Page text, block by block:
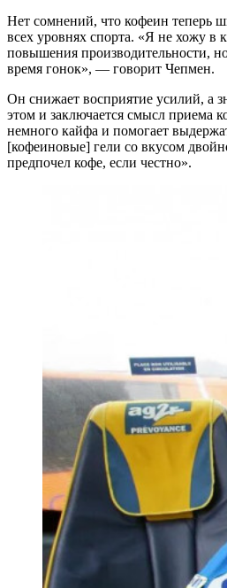
Нет сомнений, что кофеин теперь
всех уровнях спорта. «Я не хожу в
повышения производительности,
время гонок», — говорит Чепмен.
Он снижает восприятие усилий, а
этом и заключается смысл приема
немного кайфа и помогает
[кофеиновые] гели со вкусом
предпочел кофе, если честно».